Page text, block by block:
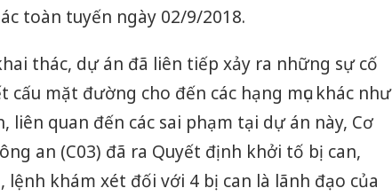
toàn tuyến ngày 02/9/2018.
thác, dự án đã liên tiếp xảy ra những sự cố
mặt đường cho đến các hạng mục khác như
liên quan đến các sai phạm tại dự án này, Cơ
an (C03) đã ra Quyết định khởi tố bị can,
khám xét đối với 4 bị can là lãnh đạo của